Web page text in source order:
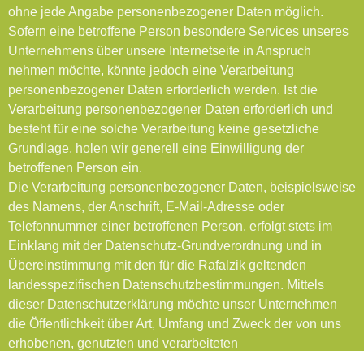
ohne jede Angabe personenbezogener Daten möglich.
Sofern eine betroffene Person besondere Services unseres
Unternehmens über unsere Internetseite in Anspruch
nehmen möchte, könnte jedoch eine Verarbeitung
personenbezogener Daten erforderlich werden. Ist die
Verarbeitung personenbezogener Daten erforderlich und
besteht für eine solche Verarbeitung keine gesetzliche
Grundlage, holen wir generell eine Einwilligung der
betroffenen Person ein.
Die Verarbeitung personenbezogener Daten, beispielsweise
des Namens, der Anschrift, E-Mail-Adresse oder
Telefonnummer einer betroffenen Person, erfolgt stets im
Einklang mit der Datenschutz-Grundverordnung und in
Übereinstimmung mit den für die Rafalzik geltenden
landesspezifischen Datenschutzbestimmungen. Mittels
dieser Datenschutzerklärung möchte unser Unternehmen
die Öffentlichkeit über Art, Umfang und Zweck der von uns
erhobenen, genutzten und verarbeiteten